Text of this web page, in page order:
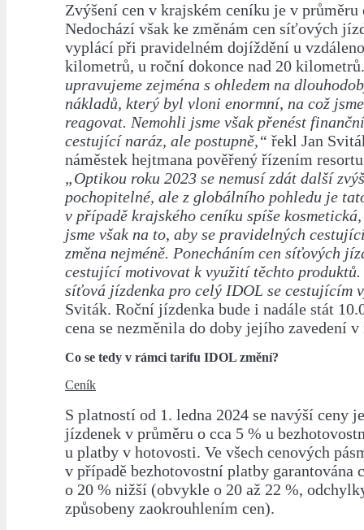
Zvýšení cen v krajském ceníku je v průměru
Nedochází však ke změnám cen síťových
vyplácí při pravidelném dojíždění u
kilometrů, u roční dokonce nad 20
upravujeme zejména s ohledem na
nákladů, který byl vloni enormní, na což
reagovat. Nemohli jsme však přenést
cestující naráz, ale postupně,“ řekl Jan
náměstek hejtmana pověřený řízením
„Optikou roku 2023 se nemusí zdát další
pochopitelné, ale z globálního pohledu je
v případě krajského ceníku spíše
jsme však na to, aby se pravidelných
změna nejméně. Ponecháním cen síťových
cestující motivovat k využití těchto
síťová jízdenka pro celý IDOL se cestujícím
Sviták. Roční jízdenka bude i nadále stát
cena se nezměnila do doby jejího zavedení v
Co se tedy v rámci tarifu IDOL změní?
Ceník
S platností od 1. ledna 2024 se navýší ceny
jízdenek v průměru o cca 5 % u
u platby v hotovosti. Ve všech cenových
v případě bezhotovostní platby garantována
o 20 % nižší (obvykle o 20 až 22 %,
způsobeny zaokrouhlením cen).